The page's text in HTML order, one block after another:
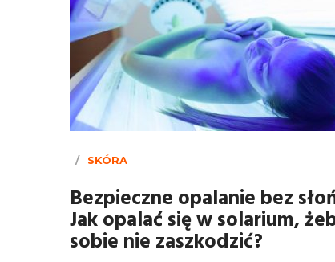
SKÓRA
Bezpieczne opalanie bez
Jak opalać się w solarium,
sobie nie zaszkodzić?